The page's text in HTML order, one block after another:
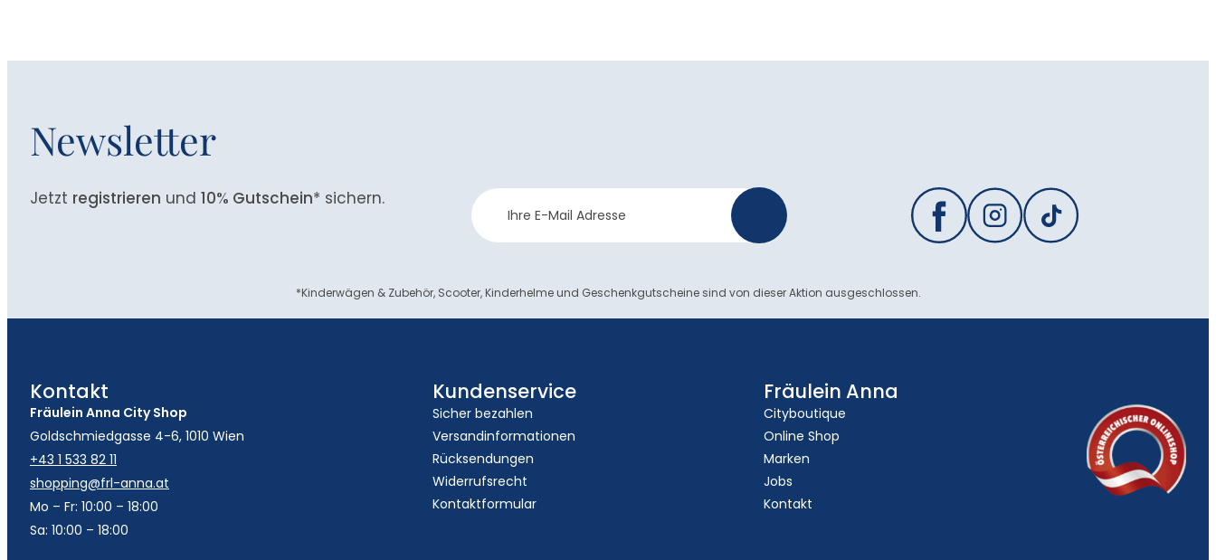
Newsletter
Jetzt registrieren und 10% Gutschein* sichern.
Newsletter
Anmeldung
*Kinderwägen & Zubehör, Scooter, Kinderhelme und Geschenkgutscheine sind von dieser Aktion ausgeschlossen.
Kontakt
Fräulein Anna City Shop
Goldschmiedgasse 4-6, 1010 Wien
+43 1 533 82 11
shopping@frl-anna.at
Mo – Fr: 10:00 – 18:00
Sa: 10:00 – 18:00
Kundenservice
Sicher bezahlen
Versandinformationen
Rücksendungen
Widerrufsrecht
Kontaktformular
Fräulein Anna
Cityboutique
Online Shop
Marken
Jobs
Kontakt